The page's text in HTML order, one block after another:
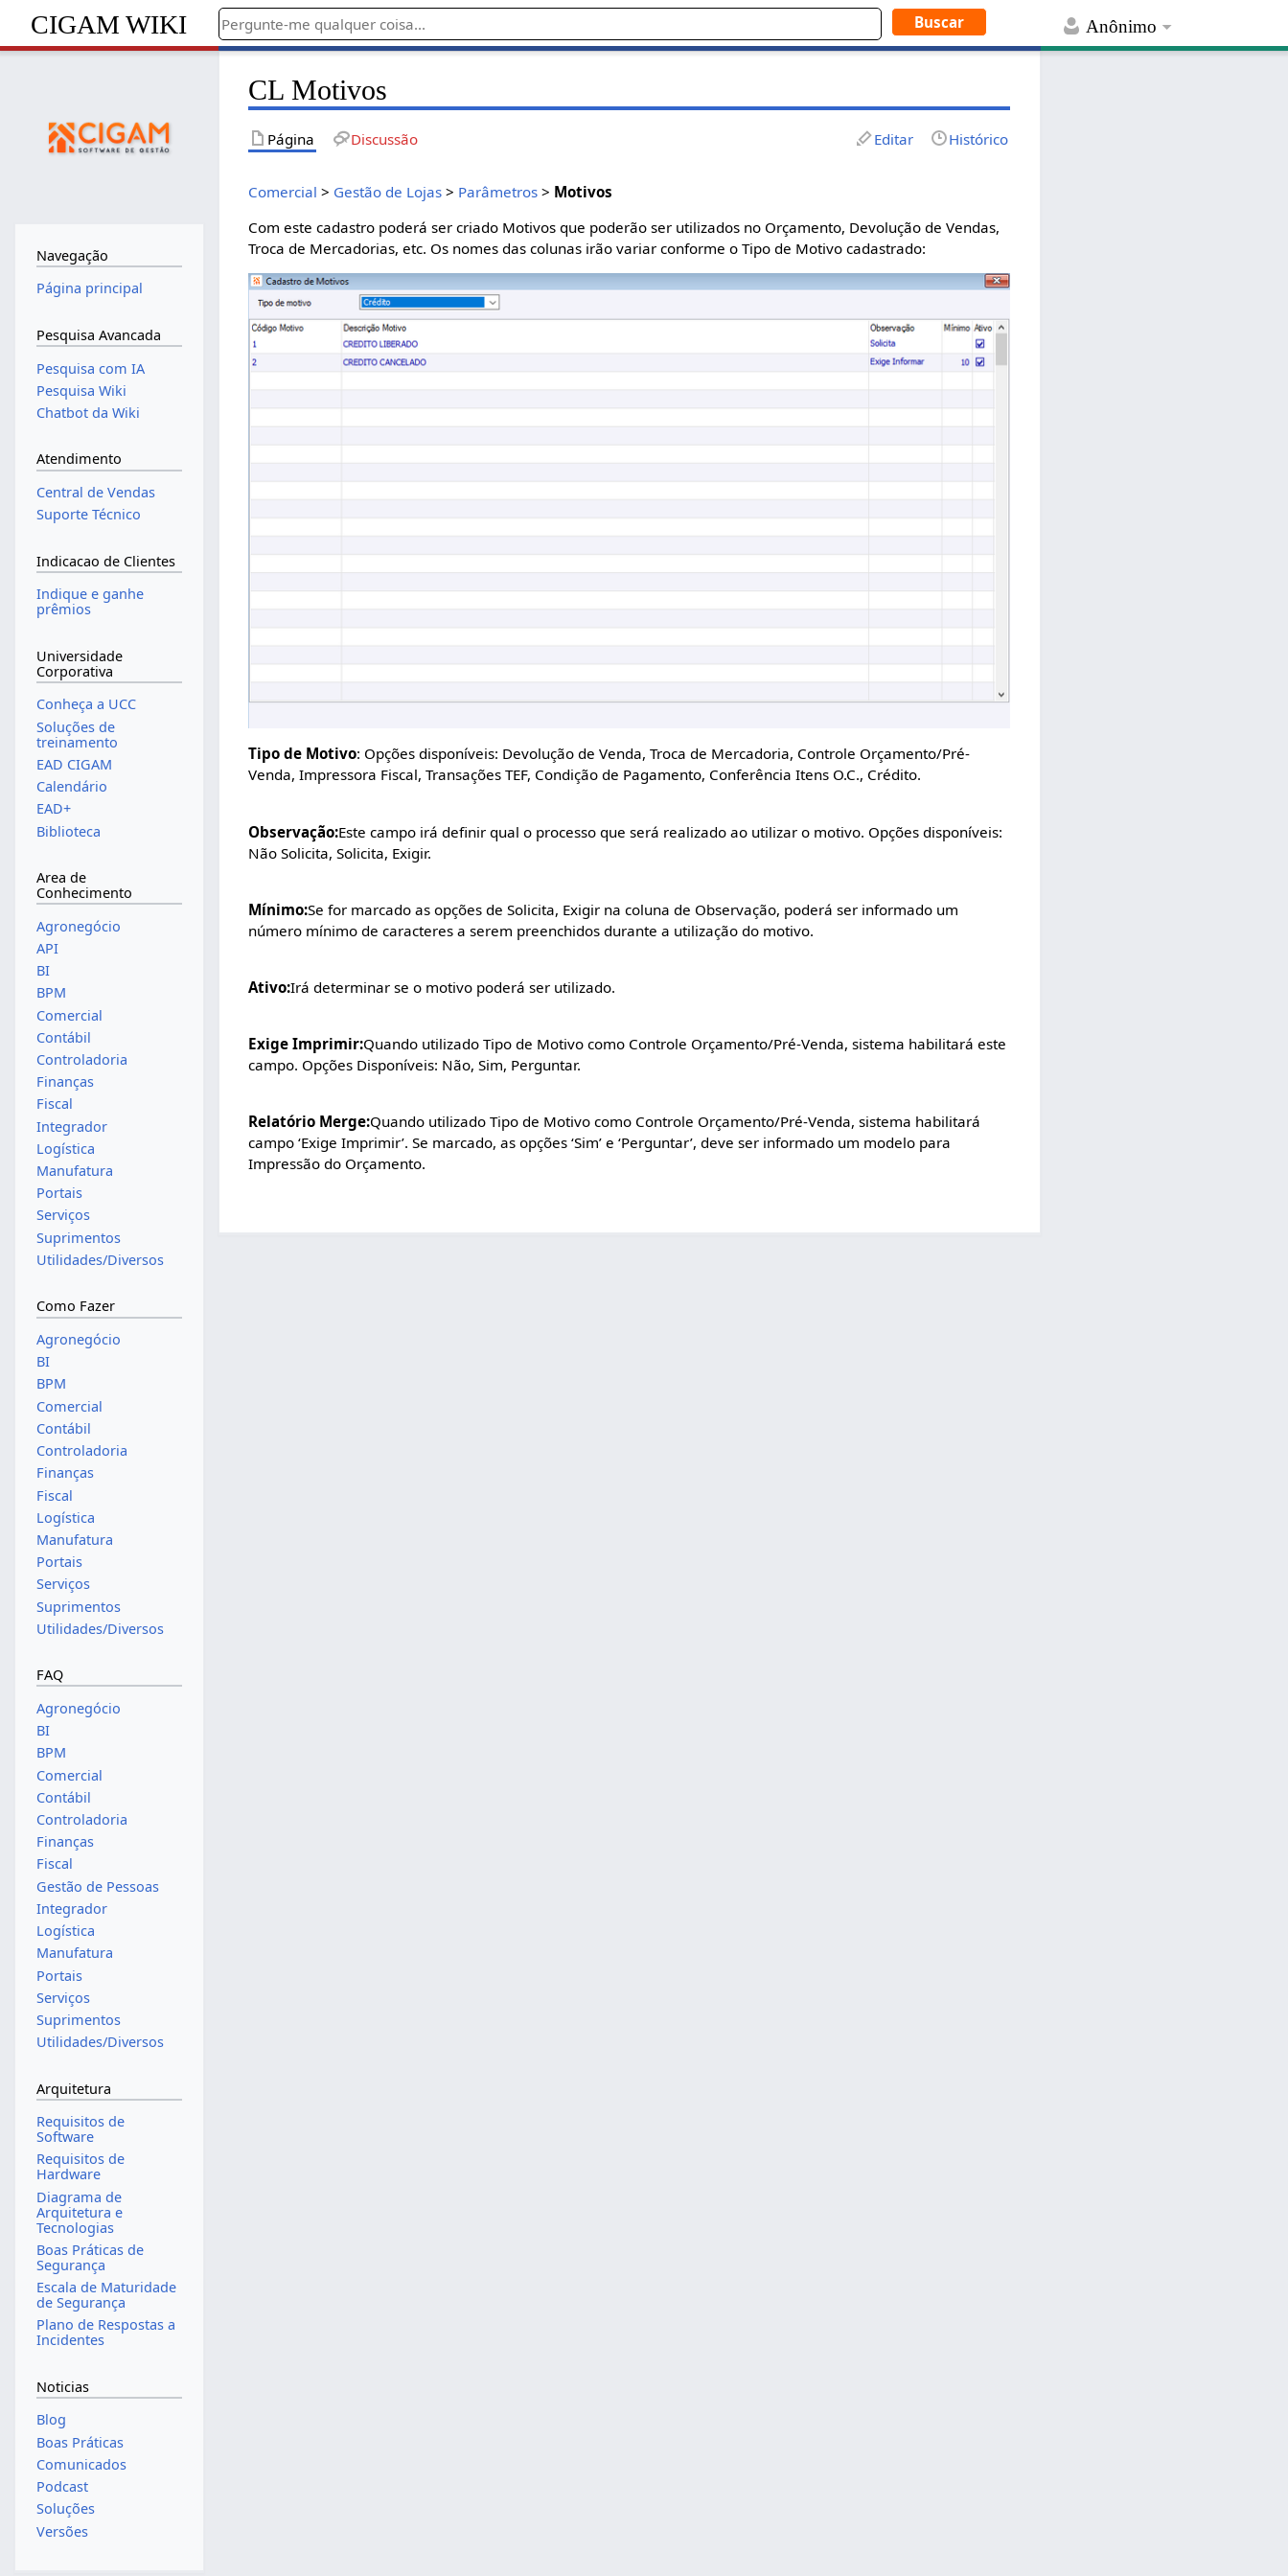
Anônimo
CIGAM WIKI
CL Motivos
Página Discussão Editar Histórico
Comercial > Gestão de Lojas > Parâmetros > Motivos
Com este cadastro poderá ser criado Motivos que poderão ser utilizados no Orçamento, Devolução de Vendas,
Troca de Mercadorias, etc. Os nomes das colunas irão variar conforme o Tipo de Motivo cadastrado:
Tipo de Motivo: Opções disponíveis: Devolução de Venda, Troca de Mercadoria, Controle Orçamento/Pré-
Venda, Impressora Fiscal, Transações TEF, Condição de Pagamento, Conferência Itens O.C., Crédito.
Observação:Este campo irá definir qual o processo que será realizado ao utilizar o motivo. Opções disponíveis:
Não Solicita, Solicita, Exigir.
Mínimo:Se for marcado as opções de Solicita, Exigir na coluna de Observação, poderá ser informado um
número mínimo de caracteres a serem preenchidos durante a utilização do motivo.
Ativo:Irá determinar se o motivo poderá ser utilizado.
Exige Imprimir:Quando utilizado Tipo de Motivo como Controle Orçamento/Pré-Venda, sistema habilitará este
campo. Opções Disponíveis: Não, Sim, Perguntar.
Relatório Merge:Quando utilizado Tipo de Motivo como Controle Orçamento/Pré-Venda, sistema habilitará
campo ‘Exige Imprimir’. Se marcado, as opções ‘Sim’ e ‘Perguntar’, deve ser informado um modelo para
Impressão do Orçamento.
Navegação
Página principal
Pesquisa Avancada
Pesquisa com IA
Pesquisa Wiki
Chatbot da Wiki
Atendimento
Central de Vendas
Suporte Técnico
Indicacao de Clientes
Indique e ganhe
prêmios
Universidade
Corporativa
Conheça a UCC
Soluções de
treinamento
EAD CIGAM
Calendário
EAD+
Biblioteca
Area de
Conhecimento
Agronegócio
API
BI
BPM
Comercial
Contábil
Controladoria
Finanças
Fiscal
Integrador
Logística
Manufatura
Portais
Serviços
Suprimentos
Utilidades/Diversos
Como Fazer
Agronegócio
BI
BPM
Comercial
Contábil
Controladoria
Finanças
Fiscal
Logística
Manufatura
Portais
Serviços
Suprimentos
Utilidades/Diversos
FAQ
Agronegócio
BI
BPM
Comercial
Contábil
Controladoria
Finanças
Fiscal
Gestão de Pessoas
Integrador
Logística
Manufatura
Portais
Serviços
Suprimentos
Utilidades/Diversos
Arquitetura
Requisitos de
Software
Requisitos de
Hardware
Diagrama de
Arquitetura e
Tecnologias
Boas Práticas de
Segurança
Escala de Maturidade
de Segurança
Plano de Respostas a
Incidentes
Noticias
Blog
Boas Práticas
Comunicados
Podcast
Soluções
Versões